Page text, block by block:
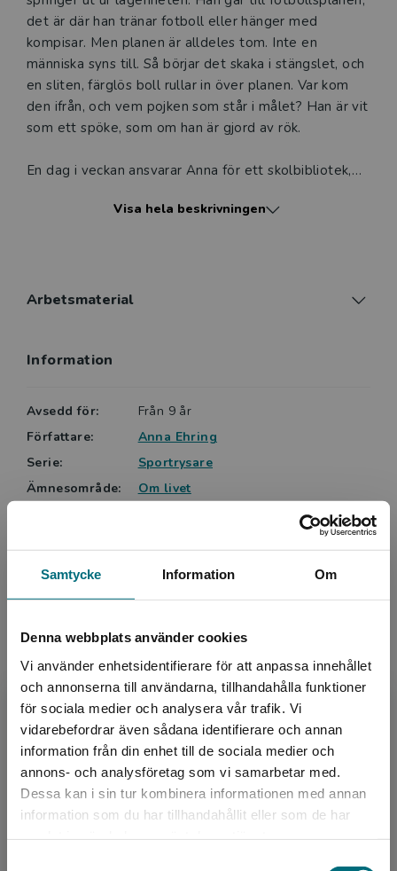
Samtycke Information Om
Denna webbplats använder cookies
Vi använder enhetsidentifierare för att anpassa innehållet
och annonserna till användarna, tillhandahålla funktioner
för sociala medier och analysera vår trafik. Vi
vidarebefordrar även sådana identifierare och annan
information från din enhet till de sociala medier och
annons- och analysföretag som vi samarbetar med.
Dessa kan i sin tur kombinera informationen med annan
information som du har tillhandahållit eller som de har
Begränsad fraktregion
Det verkar som att du besöker
det är där han tränar fotboll eller hänger med
kompisar. Men planen är alldeles tom. Inte en
människa syns till. Så börjar det skaka i stängslet, och
en sliten, färglös boll rullar in över planen. Var kom
den ifrån, och vem pojken som står i målet? Han är vit
som ett spöke, som om han är gjord av rök.
En dag i veckan ansvarar Anna för ett skolbibliotek,
bland annat efterfrågar läskiga böcker och böcker om
Den är samtidigt en finstämd berättelse om förlust
tvingas möta det som skrämmer.
Anna Ehring har skrivit ett flertal barnböcker. För
serien Drakhjärta belönades hon med Nils
Holgersson-plaketten och hennes debutbok
Augustpriset 2010 och dramatiserades för SvT 2016.
I dag skriver hon på heltid och gör gärna
författarbesök på skolor. På Nypon har Anna även
gett ut fem lättlästa faktasagor om olika
Visa hela beskrivningen
Arbetsmaterial
Information
Avsedd för:
Från 9 år
Författare:
Anna Ehring
Serie:
Sportrysare
Ämnesområde:
Om livet
Skräck och rysare
Språk:
Svenska
Lättlästnivå:
Nivå 3
LIX:
15
ISBN:
9789179878719
Artikelnummer:
45878-01
Upplaga:
Första
Sidantal:
40
Köp- och leveransvillkor